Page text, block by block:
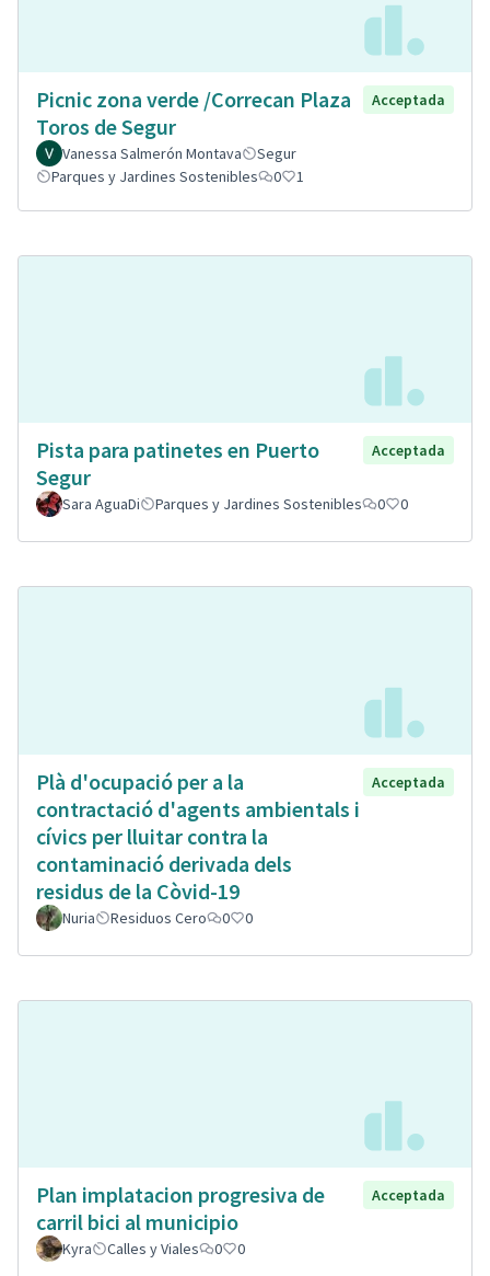
Picnic zona verde /Correcan Plaza
Toros de Segur
Acceptada
Vanessa Salmerón Montava
Segur
Parques y Jardines Sostenibles
0 1
Pista para patinetes en Puerto
Segur
Acceptada
Sara AguaDi Parques y Jardines Sostenibles 0 0
Plà d'ocupació per a la
contractació d'agents ambientals i
cívics per lluitar contra la
contaminació derivada dels
residus de la Còvid-19
Acceptada
Nuria Residuos Cero 0 0
Plan implatacion progresiva de
carril bici al municipio
Acceptada
Kyra Calles y Viales 0 0